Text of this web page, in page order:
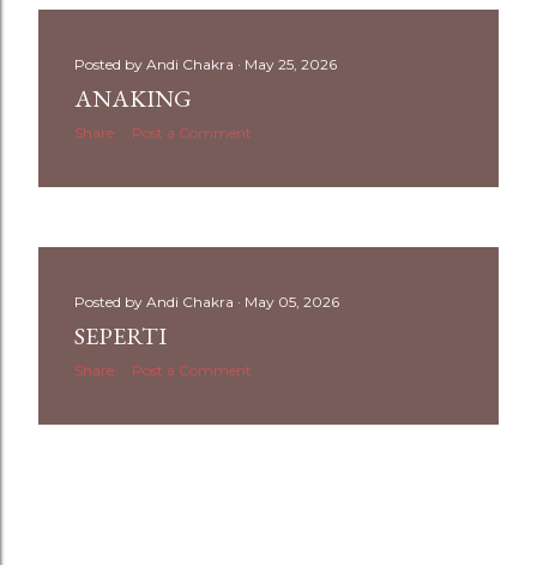
Posted by Andi Chakra May 25, 2026
ANAKING
Share Post a Comment
Posted by Andi Chakra May 05, 2026
SEPERTI
Share Post a Comment